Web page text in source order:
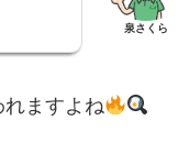
泉さくら
ますよね